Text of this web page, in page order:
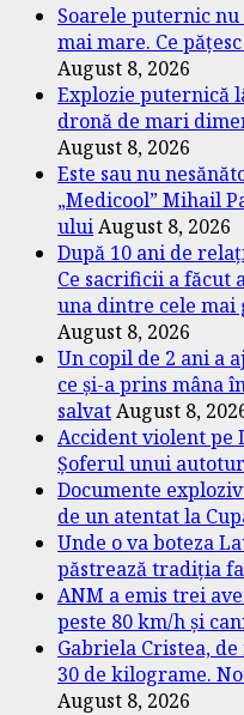
Soarele puternic
mai mare. Ce
August 8, 2026
Explozie puternică
dronă de mari
August 8, 2026
Este sau nu
„Medicool” Mihail
uluiAugust 8, 2026
După 10 ani de
Ce sacrificii a făcut
una dintre cele mai
August 8, 2026
Un copil de 2 ani a
ce și-a prins mâna
salvatAugust 8,
Accident violent pe
Șoferul unui
Documente
de un atentat la
Unde o va boteza
păstrează tradiția
ANM a emis trei
peste 80 km/h și
Gabriela Cristea,
30 de kilograme.
August 8, 2026